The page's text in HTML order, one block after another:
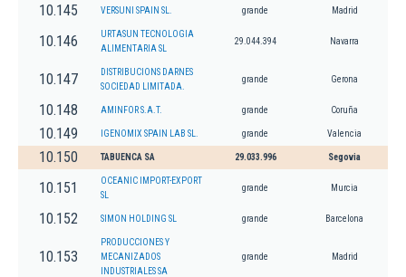
10.145 VERSUNI SPAIN SL. grande Madrid
10.146
URTASUN TECNOLOGIA
ALIMENTARIA SL
29.044.394 Navarra
10.147
DISTRIBUCIONS DARNES
SOCIEDAD LIMITADA.
grande Gerona
10.148 AMINFOR S.A.T. grande Coruña
10.149 IGENOMIX SPAIN LAB SL. grande Valencia
10.150 TABUENCA SA 29.033.996 Segovia
10.151
OCEANIC IMPORT-EXPORT
SL
grande Murcia
10.152 SIMON HOLDING SL grande Barcelona
10.153
PRODUCCIONES Y
MECANIZADOS
INDUSTRIALES SA
grande Madrid